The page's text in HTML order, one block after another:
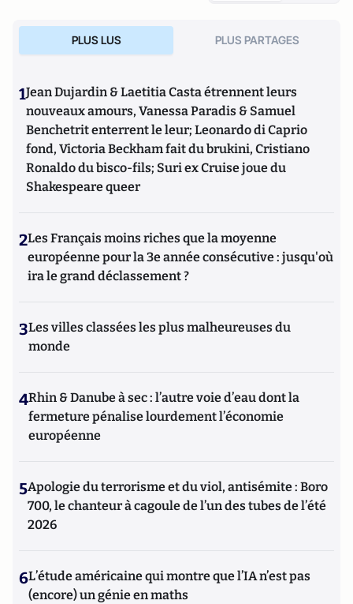
PLUS LUS PLUS PARTAGES
1Jean Dujardin & Laetitia Casta étrennent leurs
nouveaux amours, Vanessa Paradis & Samuel
Benchetrit enterrent le leur; Leonardo di Caprio
fond, Victoria Beckham fait du brukini, Cristiano
Ronaldo du bisco-fils; Suri ex Cruise joue du
Shakespeare queer
2Les Français moins riches que la moyenne
européenne pour la 3e année consécutive : jusqu'où
ira le grand déclassement ?
3Les villes classées les plus malheureuses du
monde
4Rhin & Danube à sec : l’autre voie d’eau dont la
fermeture pénalise lourdement l’économie
européenne
5Apologie du terrorisme et du viol, antisémite : Boro
700, le chanteur à cagoule de l’un des tubes de l’été
2026
6L’étude américaine qui montre que l’IA n’est pas
(encore) un génie en maths